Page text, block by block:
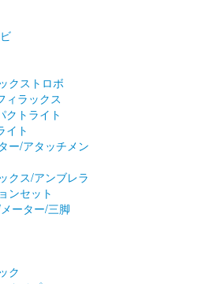
クストロボ
ィラックス
クトライト
イト
ー/アタッチメン
クス/アンブレラ
ンセット
ーター/三脚
ク